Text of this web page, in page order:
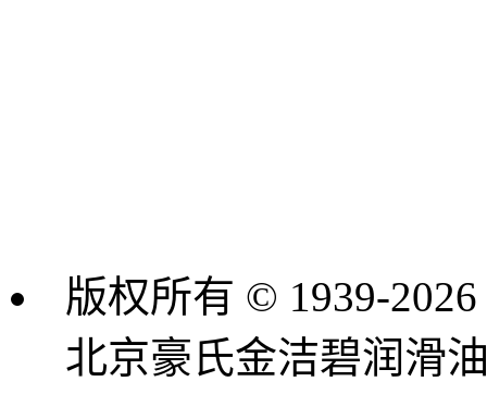
版权所有 © 1939-2026
北京豪氏金洁碧润滑